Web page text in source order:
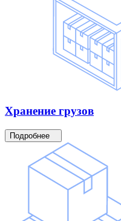
Хранение грузов
Подробнее